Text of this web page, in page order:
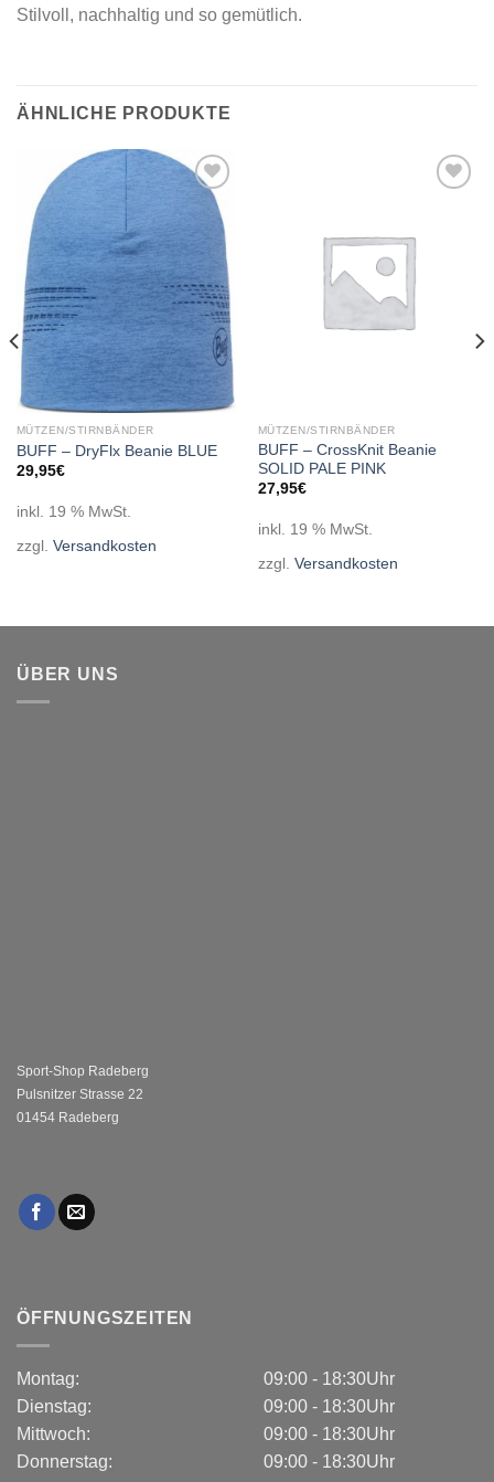
Stilvoll, nachhaltig und so gemütlich.
ÄHNLICHE PRODUKTE
Add to
wishlist
MÜTZEN/STIRNBÄNDER
BUFF – DryFlx Beanie BLUE
29,95€
inkl. 19 % MwSt.
zzgl. Versandkosten
MÜTZEN/STIRNBÄNDER
BUFF – CrossKnit Beanie
SOLID PALE PINK
27,95€
inkl. 19 % MwSt.
zzgl. Versandkosten
ÜBER UNS
Sport-Shop Radeberg
Pulsnitzer Strasse 22
01454 Radeberg
ÖFFNUNGSZEITEN
Montag:
Dienstag:
Mittwoch:
Donnerstag:
09:00 - 18:30Uhr
09:00 - 18:30Uhr
09:00 - 18:30Uhr
09:00 - 18:30Uhr